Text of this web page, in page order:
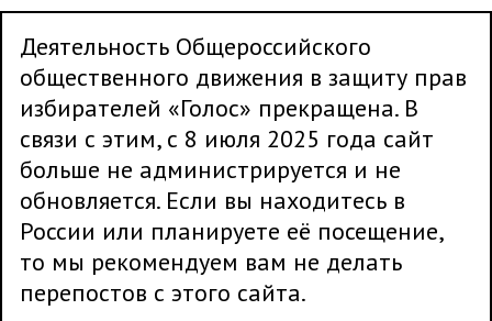
Деятельность Общероссийского
общественного движения в защиту прав
избирателей «Голос» прекращена. В
связи с этим, с 8 июля 2025 года сайт
больше не администрируется и не
обновляется. Если вы находитесь в
России или планируете её посещение,
то мы рекомендуем вам не делать
перепостов с этого сайта.